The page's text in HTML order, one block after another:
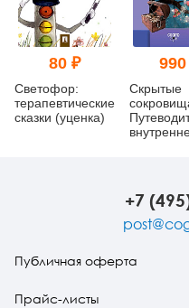
80 ₽
Светофор:
терапевтические
сказки (уценка)
Скрытые
+7
Публичная оферта
Прайс-листы